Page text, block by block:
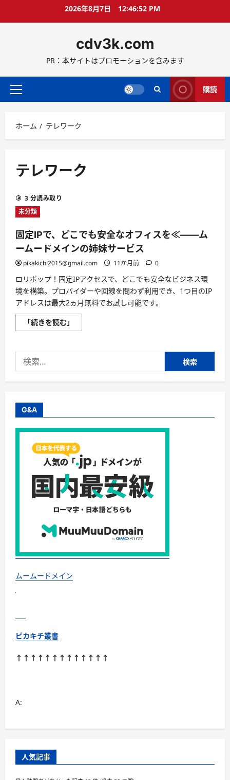
ス
ッ
2026年8月7日 12:46:53 PM
cdv3k.com
PR：本サイトはプロモーションを含みます
メ
メ
ニ
ー
購読
ホーム テレワーク
テレワーク
3 分読み取り
未分類
固定IPで、どこでも安全なオフィスを≪——ム
ームードメインの姉妹サービス
pikakichi2015@gmail.com 11か月前 0
ロリポップ！固定IPアクセスで、どこでも安全なビジネス環
境を構築。プロバイダーや回線を問わず利用でき、1つ目のIP
アドレスは最大2ヵ月無料でお試し可能です。
「続きを読む」
定
ど
も
安
ィ
を
——
ム
ー
ム
ド
メ
イ
ン
の
姉
サ
ー
ス
に
索:
G&A
ムームードメイン
ピカキチ叢書
↑↑↑↑↑↑↑↑↑↑↑↑↑
A:
人気記事